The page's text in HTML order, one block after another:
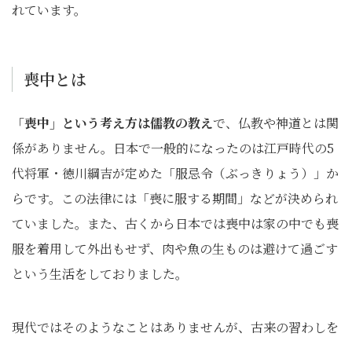
れています。
喪中とは
「喪中」という考え方は儒教の教えで、仏教や神道とは関
係がありません。日本で一般的になったのは江戸時代の5
代将軍・徳川綱吉が定めた「服忌令（ぶっきりょう）」か
らです。この法律には「喪に服する期間」などが決められ
ていました。また、古くから日本では喪中は家の中でも喪
服を着用して外出もせず、肉や魚の生ものは避けて過ごす
という生活をしておりました。
現代ではそのようなことはありませんが、古来の習わしを